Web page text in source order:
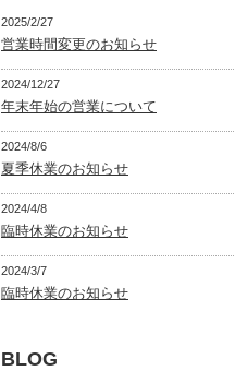
2025/2/27
営業時間変更のお知らせ
2024/12/27
年末年始の営業について
2024/8/6
夏季休業のお知らせ
2024/4/8
臨時休業のお知らせ
2024/3/7
臨時休業のお知らせ
BLOG